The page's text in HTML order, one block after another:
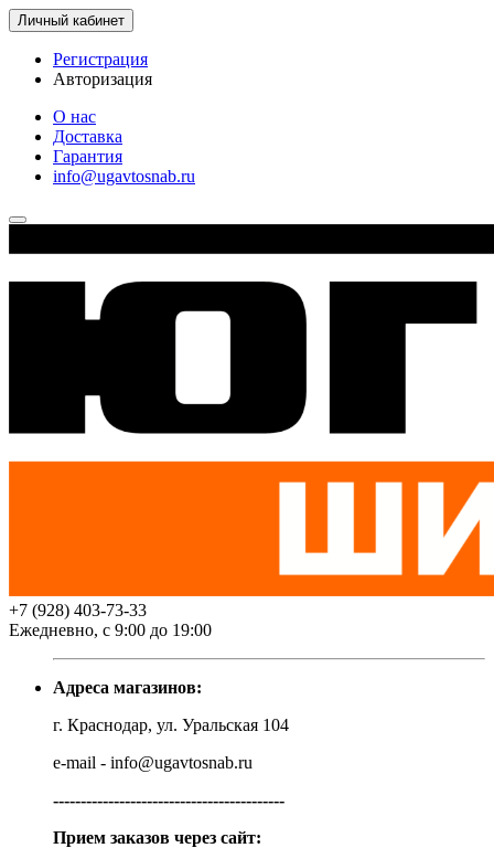
Личный кабинет
Регистрация
Авторизация
О нас
Доставка
Гарантия
info@ugavtosnab.ru
+7 (928) 403-73-33
Ежедневно, с 9:00 до 19:00
Адреса магазинов:
г. Краснодар, ул. Уральская 104
e-mail - info@ugavtosnab.ru
------------------------------------------
Прием заказов через сайт: